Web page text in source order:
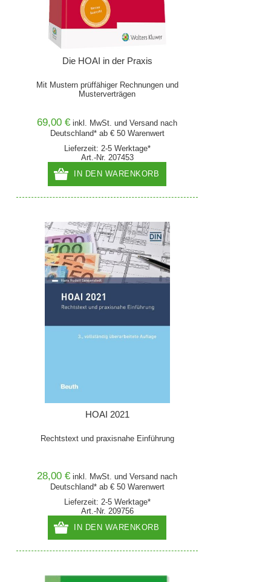
Die HOAI in der Praxis
Mit Mustern prüffähiger Rechnungen und
Musterverträgen
69,00 € inkl. MwSt. undVersand nach
Deutschland* ab € 50 Warenwert
Lieferzeit: 2-5 Werktage*
Art.-Nr. 207453
IN DEN WARENKORB
HOAI 2021
Rechtstext und praxisnahe Einführung
28,00 € inkl. MwSt. undVersand nach
Deutschland* ab € 50 Warenwert
Lieferzeit: 2-5 Werktage*
Art.-Nr. 209756
IN DEN WARENKORB